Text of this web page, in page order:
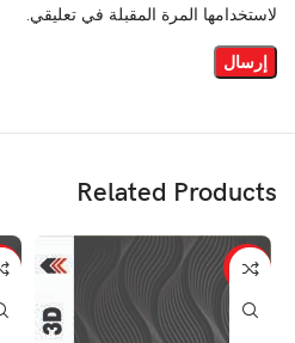
لاستخدامها المرة المقبلة في تعليقي.
Related Products
-14%